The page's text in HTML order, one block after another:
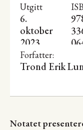
Utgitt
6.
oktober
2023
Forfatter:
Trond Erik
Notatet